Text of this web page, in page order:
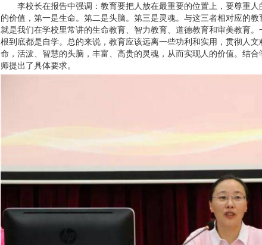
李校长在报告中强调：教育要把人放在最重要的位置上，要尊重
的价值，第一是生命。第二是头脑。第三是灵魂。与这三者相对应的
就是我们在学校里常讲的生命教育、智力教育、道德教育和审美教育
根到底都是自学。总的来说，教育应该远离一些功利和实用，贯彻人
命，活泼、智慧的头脑，丰富、高贵的灵魂，从而实现人的价值。结
师提出了具体要求。